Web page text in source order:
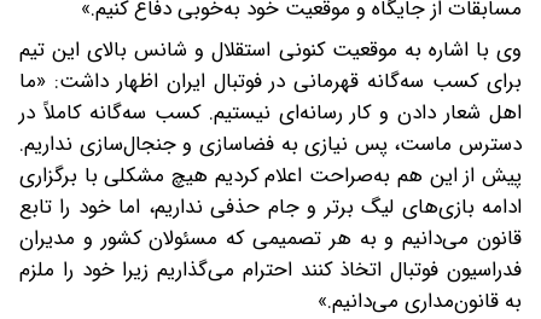
مسابقات از جایگاه و موقعیت خود به‌خوبی دفاع کنیم.»
وی با اشاره به موقعیت کنونی استقلال و شانس بالای این تیم
برای کسب سه‌گانه قهرمانی در فوتبال ایران اظهار داشت: «ما
اهل شعار دادن و کار رسانه‌ای نیستیم. کسب سه‌گانه کاملاً در
دسترس ماست، پس نیازی به فضاسازی و جنجال‌سازی نداریم.
پیش از این هم به‌صراحت اعلام کردیم هیچ مشکلی با برگزاری
ادامه بازی‌های لیگ برتر و جام حذفی نداریم، اما خود را تابع
قانون می‌دانیم و به هر تصمیمی که مسئولان کشور و مدیران
فدراسیون فوتبال اتخاذ کنند احترام می‌گذاریم زیرا خود را ملزم
به قانون‌مداری می‌دانیم.»